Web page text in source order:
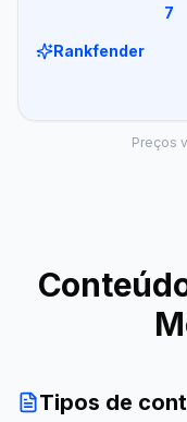
Rankfender
7
Preços
Tipos de